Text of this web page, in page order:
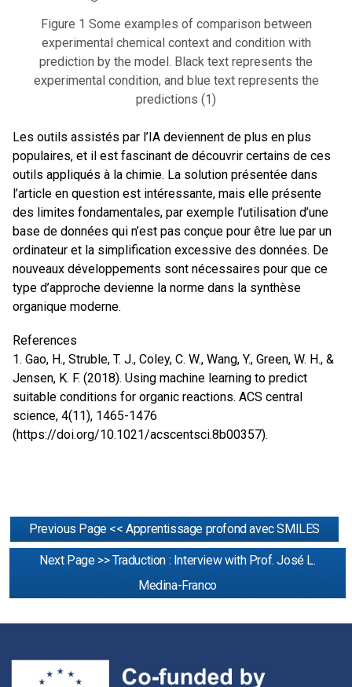
Figure 1 Some examples of comparison between
experimental chemical context and condition with
prediction by the model. Black text represents the
experimental condition, and blue text represents the
predictions (1)
Les outils assistés par l’IA deviennent de plus en plus
populaires, et il est fascinant de découvrir certains de ces
outils appliqués à la chimie. La solution présentée dans
l’article en question est intéressante, mais elle présente
des limites fondamentales, par exemple l’utilisation d’une
base de données qui n’est pas conçue pour être lue par un
ordinateur et la simplification excessive des données. De
nouveaux développements sont nécessaires pour que ce
type d’approche devienne la norme dans la synthèse
organique moderne.
References
1. Gao, H., Struble, T. J., Coley, C. W., Wang, Y., Green, W. H., &
Jensen, K. F. (2018). Using machine learning to predict
suitable conditions for organic reactions. ACS central
science, 4(11), 1465-1476
(https://doi.org/10.1021/acscentsci.8b00357).
Previous Page << Apprentissage profond avec SMILES
Next Page >> Traduction : Interview with Prof. José L.
Medina-Franco